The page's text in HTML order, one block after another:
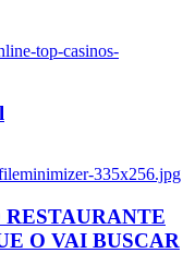
top-casinos-
335x256.jpg
RESTAURANTE
O VAI BUSCAR